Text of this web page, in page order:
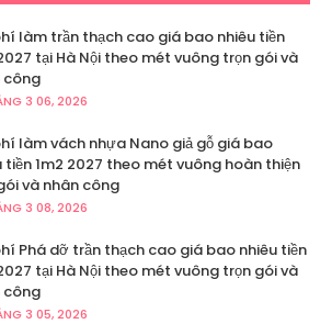
làm trần thạch cao giá bao nhiêu tiền
tại Hà Nội theo mét vuông trọn gói và
công
3 06, 2026
làm vách nhựa Nano giả gỗ giá bao
tiền 1m2 2027 theo mét vuông hoàn thiện
và nhân công
3 08, 2026
Phá dỡ trần thạch cao giá bao nhiêu tiền
tại Hà Nội theo mét vuông trọn gói và
công
3 05, 2026